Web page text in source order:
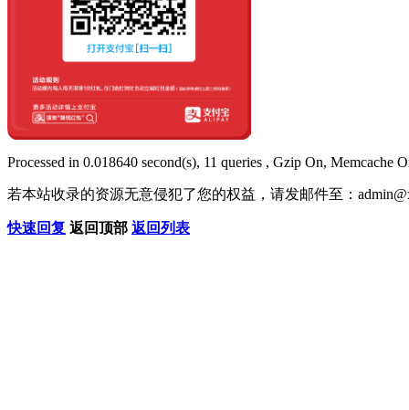
Processed in 0.018640 second(s), 11 queries , Gzip On, Memcache
若本站收录的资源无意侵犯了您的权益，请发邮件至：
快速回复 返回顶部 返回列表